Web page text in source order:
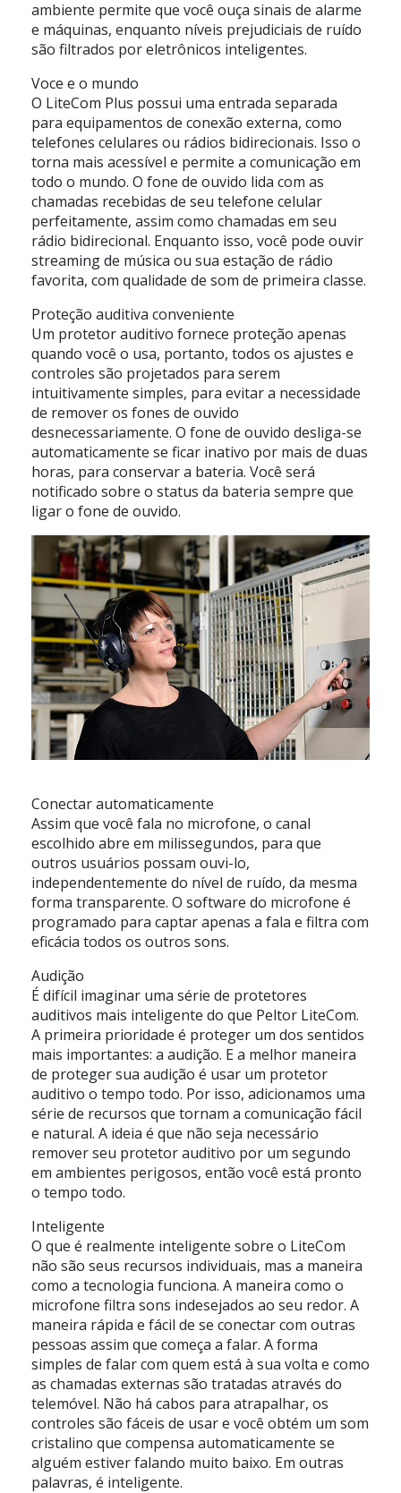
ambiente permite que você ouça sinais de alarme
e máquinas, enquanto níveis prejudiciais de ruído
são filtrados por eletrônicos inteligentes.
Voce e o mundo
O LiteCom Plus possui uma entrada separada
para equipamentos de conexão externa, como
telefones celulares ou rádios bidirecionais. Isso o
torna mais acessível e permite a comunicação em
todo o mundo. O fone de ouvido lida com as
chamadas recebidas de seu telefone celular
perfeitamente, assim como chamadas em seu
rádio bidirecional. Enquanto isso, você pode ouvir
streaming de música ou sua estação de rádio
favorita, com qualidade de som de primeira classe.
Proteção auditiva conveniente
Um protetor auditivo fornece proteção apenas
quando você o usa, portanto, todos os ajustes e
controles são projetados para serem
intuitivamente simples, para evitar a necessidade
de remover os fones de ouvido
desnecessariamente. O fone de ouvido desliga-se
automaticamente se ficar inativo por mais de duas
horas, para conservar a bateria. Você será
notificado sobre o status da bateria sempre que
ligar o fone de ouvido.
Conectar automaticamente
Assim que você fala no microfone, o canal
escolhido abre em milissegundos, para que
outros usuários possam ouvi-lo,
independentemente do nível de ruído, da mesma
forma transparente. O software do microfone é
programado para captar apenas a fala e filtra com
eficácia todos os outros sons.
Audição
É difícil imaginar uma série de protetores
auditivos mais inteligente do que Peltor LiteCom.
A primeira prioridade é proteger um dos sentidos
mais importantes: a audição. E a melhor maneira
de proteger sua audição é usar um protetor
auditivo o tempo todo. Por isso, adicionamos uma
série de recursos que tornam a comunicação fácil
e natural. A ideia é que não seja necessário
remover seu protetor auditivo por um segundo
em ambientes perigosos, então você está pronto
o tempo todo.
Inteligente
O que é realmente inteligente sobre o LiteCom
não são seus recursos individuais, mas a maneira
como a tecnologia funciona. A maneira como o
microfone filtra sons indesejados ao seu redor. A
maneira rápida e fácil de se conectar com outras
pessoas assim que começa a falar. A forma
simples de falar com quem está à sua volta e como
as chamadas externas são tratadas através do
telemóvel. Não há cabos para atrapalhar, os
controles são fáceis de usar e você obtém um som
cristalino que compensa automaticamente se
alguém estiver falando muito baixo. Em outras
palavras, é inteligente.